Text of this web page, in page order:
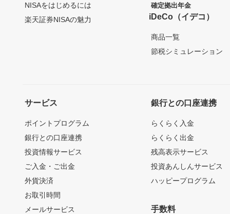
NISAをはじめるには
楽天証券NISAの魅力
確定拠出年金
iDeCo（イデコ）
商品一覧
節税シミュレーション
サービス
ポイントプログラム
銀行との口座連携
投資情報サービス
ご入金・ご出金
外貨決済
お取引時間
メールサービス
銀行との口座連携
らくらく入金
らくらく出金
残高表示サービス
投資あんしんサービス
ハッピープログラム
手数料